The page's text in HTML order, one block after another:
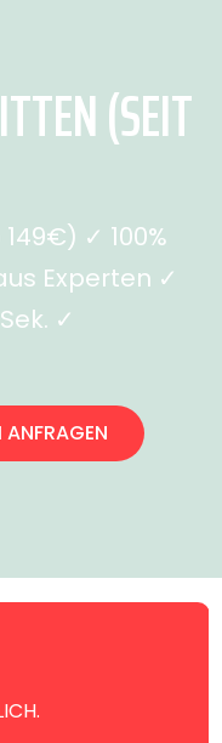
(SEIT
✓ 100%
Experten ✓
✓